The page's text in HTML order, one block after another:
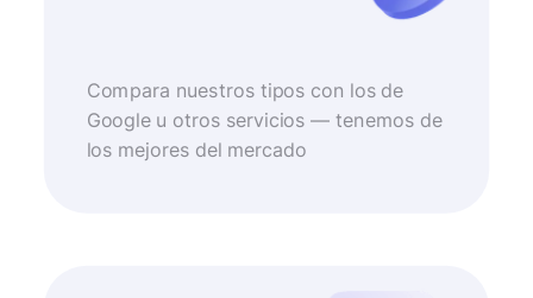
Compara nuestros tipos con los de
Google u otros servicios — tenemos de
los mejores del mercado